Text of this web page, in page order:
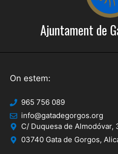
Ajuntament de
On estem:
965 756 089
info@gatadegorgos.org
C/ Duquesa de Almodóvar,
03740 Gata de Gorgos,